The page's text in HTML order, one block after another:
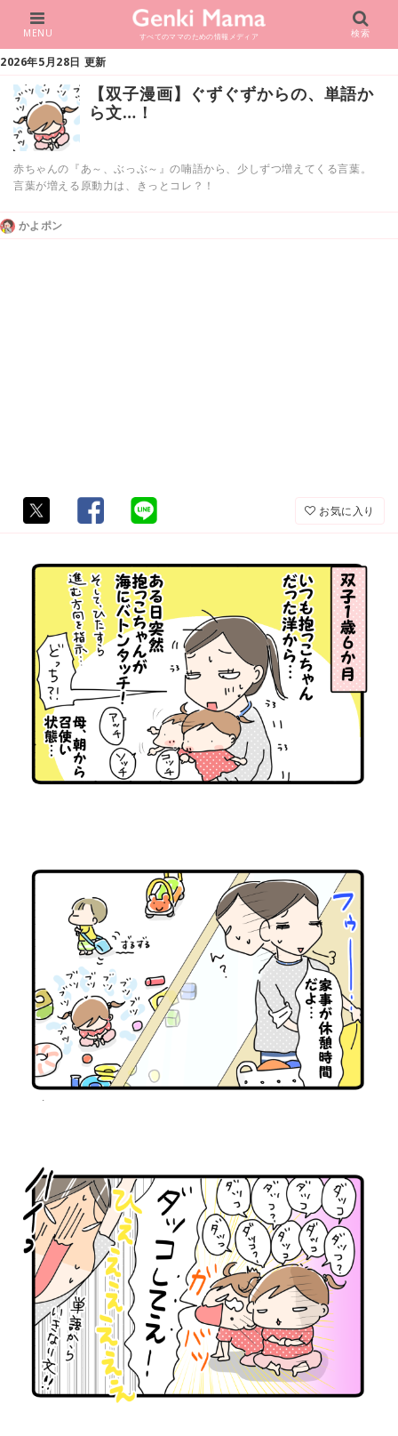
すべてのママのための情報メディア
MENU 検索
2026年5月28日 更新
【双子漫画】ぐずぐずからの、単語か
ら文…！
赤ちゃんの『あ～、ぶっぶ～』の喃語から、少しずつ増えてくる言葉。
言葉が増える原動力は、きっとコレ？！
かよポン
お気に入り